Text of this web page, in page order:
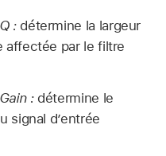
: détermine la largeur
affectée par le filtre
: détermine le
signal d’entrée